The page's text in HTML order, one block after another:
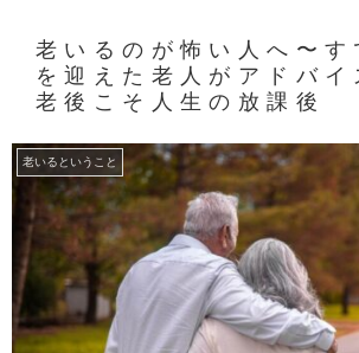
老いるのが怖い人へ〜す
を迎えた老人がアドバイ
老後こそ人生の放課後
老いるということ